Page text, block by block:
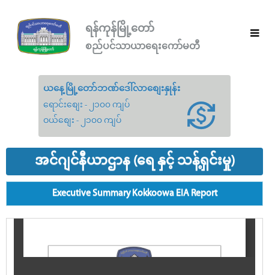
ရန်ကုန်မြို့တော်
စည်ပင်သာယာရေးကော်မတီ
ယနေ့မြို့တော်ဘဏ်ဒေါ်လာစျေးနှုန်း
ရောင်းစျေး - ၂၁၀၀ ကျပ်
ဝယ်စျေး - ၂၁၀၀ ကျပ်
အင်ဂျင်နီယာဌာန (ရေ နှင့် သန့်ရှင်းမှု)
Executive Summary Kokkoowa EIA Report